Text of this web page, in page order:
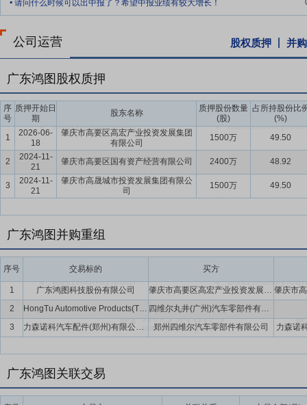
高地并加速产品结构转型升级，率先成功开发多款前舱、后地板及电
1,400万元计入注册资本,剩余18,600万元计入资本公积;完成增资后,
本次增资能够大幅提升宝龙汽车的生产能力,有效降低宝龙汽车的资产
请问什么时候可以出中报了？希望中报业绩有较大增长！
公司运营 股权质押 并
广东鸿图股权质押
序
号
质押开始日
期
股东名称
质押股份数量
(股)
占所持股份比
(%)
1
2026-06-
18
肇庆市高要区高宏产业投资发展集团
有限公司
1500万 49.50
2
2024-11-
21
肇庆市高要区国有资产经营有限公司 2400万 48.92
3
2024-11-
21
肇庆市高晟城市投资发展集团有限公
司
1500万 49.50
广东鸿图并购重组
序号 交易标的 买方
1 广东鸿图科技股份有限公司
肇庆市高要区高宏产业投资发展集团有限公司
2
HongTu Automotive Products(Thailand) Co.,Ltd.(暂定名)
四维尔丸井(广州)汽车零部件有限公司,广东鸿图(香港)贸易有限公司
3
力森诺科汽车配件(郑州)有限公司在郑州所持有的土地、房产和设备等相关资产 郑州四维尔汽车零部件有限公司 力森诺
广东鸿图关联交易